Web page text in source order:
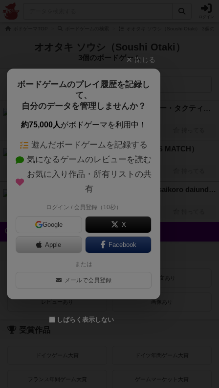
オオタキ ソウシ（Soushi Otaki）
3個のボードゲーム
検索メニュー
現実(リアル)に迫れ！マス目サッカー・タクティクス（Square Soccer Tactics Verymuch）
ベーカリーズ・マッチ（BAKERY'S MATCH）
2人～6人 5分～15分 5歳～ 2016年～
興味あり 経験あり お気に入り
紅白サイコロ大運動会（Kouhaku saikoro daiundoukai）
経験あり
登録状況
最近登録された順 紹介文あり
画像あり
受賞作品
ドイツゲーム大賞 ドイツ年間ゲーム大賞
フランス年間ゲーム大賞 ゲームマーケット大賞
閉じる
ボードゲームのプレイ履歴を記録し
て、
自分のデータを管理しませんか？
約75,000人がボドゲーマを利用中！
遊んだボードゲームを記録する
気になるゲームのレビューを読む
お気に入り作品・所有リストの共
有
ログイン / 会員登録（10秒）
Google X
Apple Facebook
または
メールで会員登録
しばらく表示しない